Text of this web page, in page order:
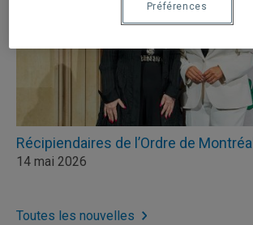
Récipiendaires de l’Ordre de Montréal
14 mai 2026
Toutes les nouvelles
Préférences